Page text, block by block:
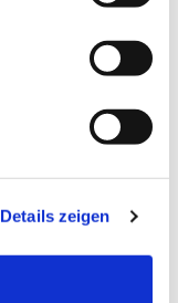
Details zeigen